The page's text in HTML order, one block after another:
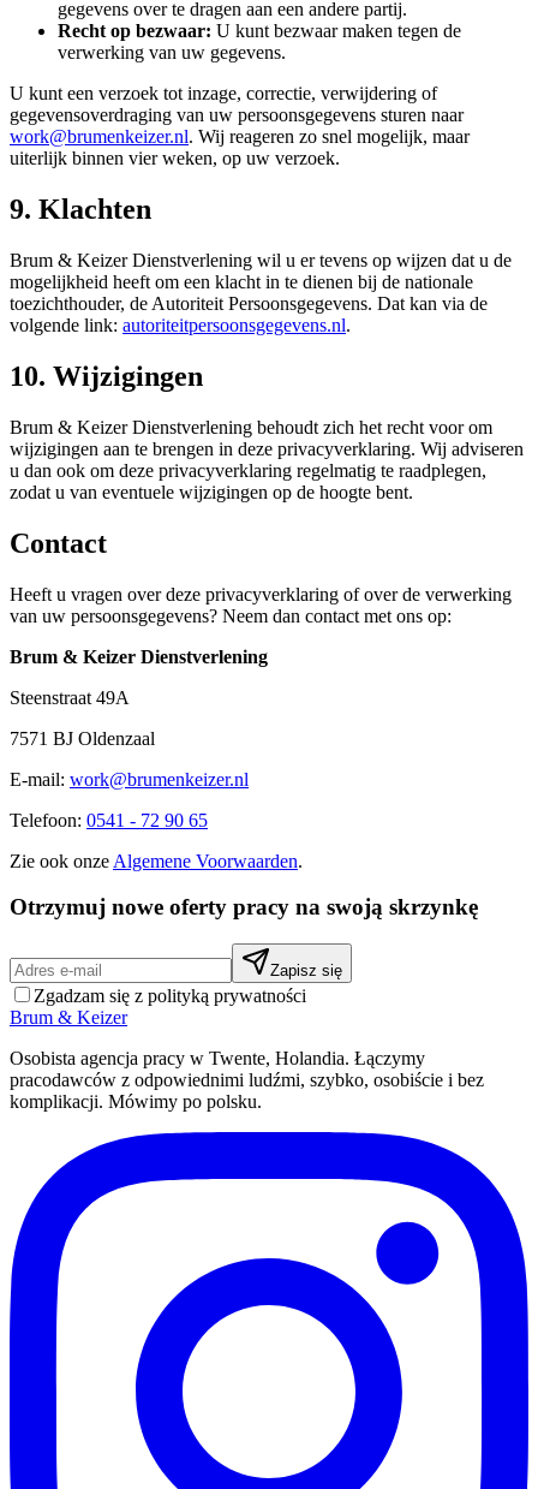
gegevens over te dragen aan een andere partij.
Recht op bezwaar: U kunt bezwaar maken tegen de
verwerking van uw gegevens.
U kunt een verzoek tot inzage, correctie, verwijdering of
gegevensoverdraging van uw persoonsgegevens sturen naar
work@brumenkeizer.nl. Wij reageren zo snel mogelijk, maar
uiterlijk binnen vier weken, op uw verzoek.
9. Klachten
Brum & Keizer Dienstverlening wil u er tevens op wijzen dat u de
mogelijkheid heeft om een klacht in te dienen bij de nationale
toezichthouder, de Autoriteit Persoonsgegevens. Dat kan via de
volgende link: autoriteitpersoonsgegevens.nl.
10. Wijzigingen
Brum & Keizer Dienstverlening behoudt zich het recht voor om
wijzigingen aan te brengen in deze privacyverklaring. Wij adviseren
u dan ook om deze privacyverklaring regelmatig te raadplegen,
zodat u van eventuele wijzigingen op de hoogte bent.
Contact
Heeft u vragen over deze privacyverklaring of over de verwerking
van uw persoonsgegevens? Neem dan contact met ons op:
Brum & Keizer Dienstverlening
Steenstraat 49A
7571 BJ Oldenzaal
E-mail: work@brumenkeizer.nl
Telefoon: 0541 - 72 90 65
Zie ook onze Algemene Voorwaarden.
Otrzymuj nowe oferty pracy na swoją skrzynkę
Zapisz się
Zgadzam się z polityką prywatności
Brum & Keizer
Osobista agencja pracy w Twente, Holandia. Łączymy
pracodawców z odpowiednimi ludźmi, szybko, osobiście i bez
komplikacji. Mówimy po polsku.